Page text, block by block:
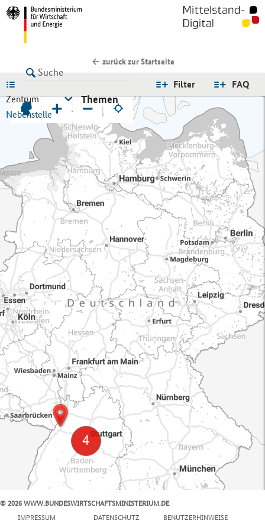
zurück zur Startseite
FAQ
Filter
Zentrum
Nebenstelle
Themen
+ −
© 2026 WWW.BUNDESWIRTSCHAFTSMINISTERIUM.DE
IMPRESSUM
DATENSCHUTZ BENUTZERHINWEISE